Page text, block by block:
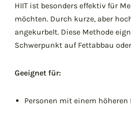
HIIT ist besonders effektiv für
möchten. Durch kurze, aber
angekurbelt. Diese Methode
Schwerpunkt auf Fettabbau
Geeignet für:
Personen mit einem